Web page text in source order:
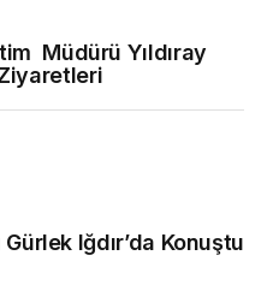
Müdürü Yıldıray
Iğdır’da Konuştu